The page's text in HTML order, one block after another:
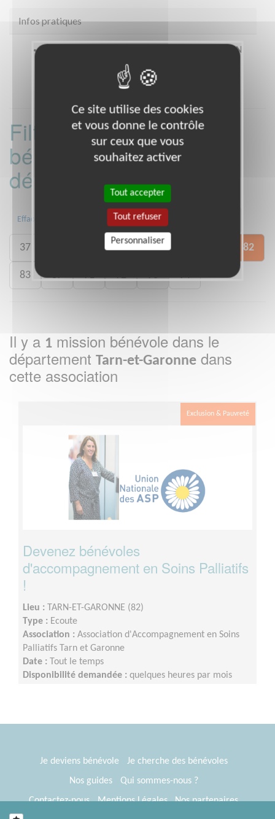
Infos pratiques
68 Avenue Gambetta MONTAUBAN
Filtrer les missions
bénévoles par
département :
Effacer 13 29
37 75 77 82
83 87 91 92 93 94
Il y a 1 mission bénévole dans le
département Tarn-et-Garonne dans
cette association
Exclusion & Pauvreté
Devenez bénévoles
d'accompagnement en Soins Palliatifs
!
Lieu :
TARN-ET-GARONNE (82)
Type : Ecoute
Association : Association d'Accompagnement en Soins
Palliatifs Tarn et Garonne
Date :
Tout le temps
Disponibilité demandée : quelques heures par mois
Je deviens bénévole
Je cherche des bénévoles
Nos guides
Qui sommes-nous ?
Contactez-nous
Mentions Légales
Nos partenaires
Ce site utilise des cookies
et vous donne le contrôle
sur ceux que vous
souhaitez activer
Tout accepter
Tout refuser
Personnaliser